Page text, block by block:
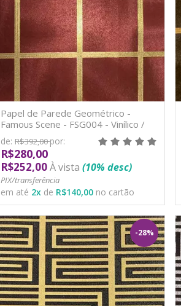
Papel de Parede Geométrico -
Famous Scene - FSG004 - Vinílico /
TNT
de: R$392,00por:
R$280,00
R$252,00À vista (10% desc)
PIX/transferência
em até 2x de R$140,00 no cartão
-28%